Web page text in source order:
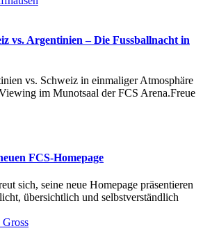
vs. Argentinien – Die Fussballnacht in
vs. Schweiz in einmaliger Atmosphäre
im Munotsaal der FCS Arena.Freue
FCS-Homepage
sich, seine neue Homepage präsentieren
übersichtlich und selbstverständlich